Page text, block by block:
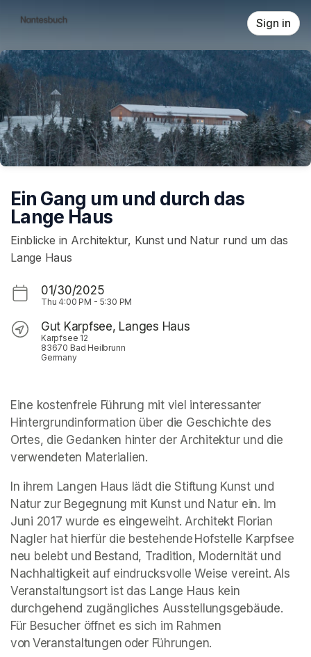
Sign in
Ein Gang um und durch das
Lange Haus
Einblicke in Architektur, Kunst und Natur rund um das
Lange Haus
01/30/2025
Thu 4:00 PM - 5:30 PM
Gut Karpfsee, Langes Haus
Karpfsee 12
83670 Bad Heilbrunn
Germany
Eine kostenfreie Führung mit viel interessanter
Hintergrundinformation über die Geschichte des
Ortes, die Gedanken hinter der Architektur und die
verwendeten Materialien.
In ihrem Langen Haus lädt die Stiftung Kunst und
Natur zur Begegnung mit Kunst und Natur ein. Im
Juni 2017 wurde es eingeweiht. Architekt Florian
Nagler hat hierfür die bestehende Hofstelle Karpfsee
neu belebt und Bestand, Tradition, Modernität und
Nachhaltigkeit auf eindrucksvolle Weise vereint. Als
Veranstaltungsort ist das Lange Haus kein
durchgehend zugängliches Ausstellungsgebäude.
Für Besucher öffnet es sich im Rahmen
von Veranstaltungen oder Führungen.